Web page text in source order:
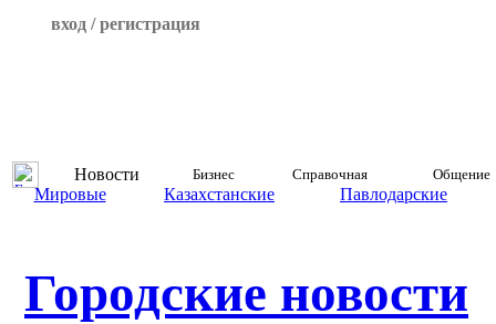
вход / регистрация
Новости Бизнес Справочная Общение
Мировые Казахстанские Павлодарские
Городские новости